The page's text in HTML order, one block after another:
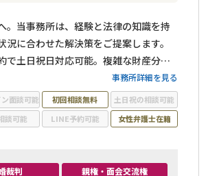
。当事務所は、経験と法律の知識を持
に合わせた解決策をご提案します。
で土日祝日対応可能。複雑な財産分与
事務所詳細を見る
面談可能 初回相談無料
土日祝の相談可能
談可能 LINE予約可能 女性弁護士在籍
裁判
親権・面会交流権